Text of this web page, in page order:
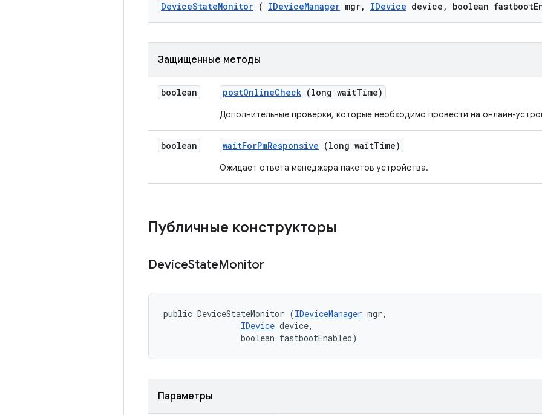
DeviceStateMonitor ( IDeviceManager mgr, IDevice device , boolean fastboot
Защищенные методы
boolean postOnlineCheck (long waitTime)
Дополнительные проверки, которые необходимо провести на онлайн-
boolean waitForPmResponsive (long waitTime)
Ожидает ответа менеджера пакетов устройства.
Публичные конструкторы
DeviceStateMonitor
public DeviceStateMonitor (IDeviceManager mgr,
IDevice device,
                boolean fastbootEnabled)
Параметры